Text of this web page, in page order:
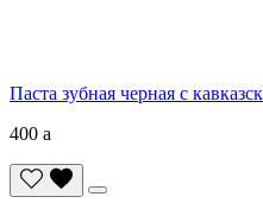
Паста зубная черная с
400 a